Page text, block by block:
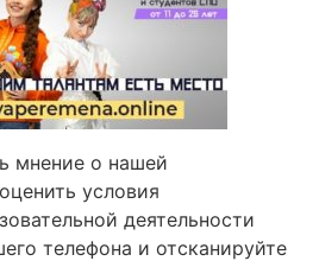
мнение о нашей
условия
деятельности
телефона и отсканируйте